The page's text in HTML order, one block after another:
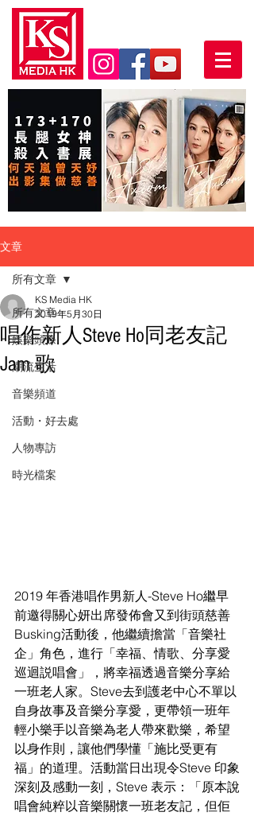
文章
所有文章
娛樂頭條
潮流生活
音樂頻道
活動・好去處
人物專訪
時光檔案
所有文章
唱作新人Steve Ho同老友記
Jam 歌
KS Media HK
2019年5月30日
2019 年香港唱作男新人-Steve Ho繼早
前邀得關心妍出席發佈會又到街頭慈善
Busking活動後，他繼續擔當「音樂社
企」角色，進行「幸福、情歌、分享愛
巡迴説唱會」，將幸福透過音樂分享給
一班老人家。Steve去到護老中心不單以
自身故事及音樂分享愛，更帶領一班年
輕小樂手以音樂為老人帶來歡樂，希望
以身作則，讓他們學懂「施比受更有
福」的道理。活動當日出現令Steve 印象
深刻及感動一刻，Steve 表示：「原本說
唱會純粹以音樂關懷一班老友記，但佢